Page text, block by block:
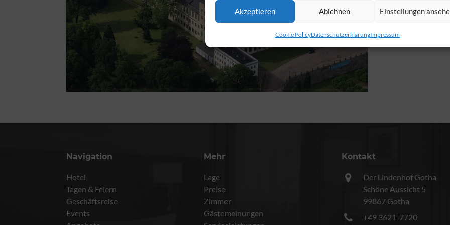
Akzeptieren Ablehnen Einstellungen
Cookie PolicyDatenschutzerklärungImpressum
Navigation
Hotel
Tagen & Feiern
Geschäftsreise
Events
Mehr
Lage
Preise
Zimmer
Gästemeinungen
Kontakt
Der Lindenhof Gotha
Schöne Aussicht 5
99867 Gotha
+49 3621-7720